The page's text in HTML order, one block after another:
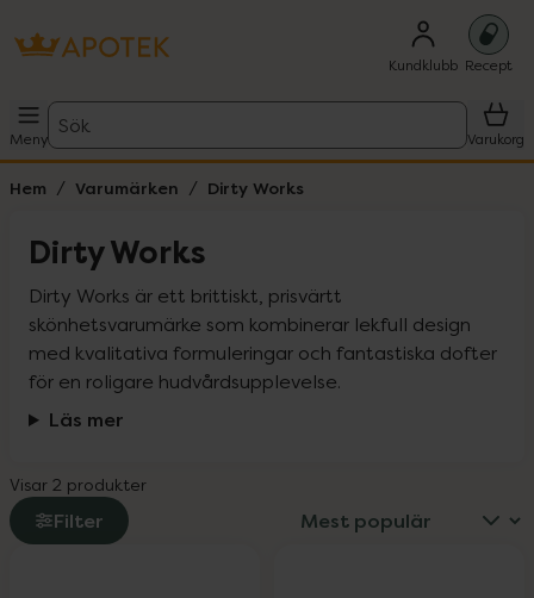
Kundklubb Recept
Meny
Sök
Varukorg
Hem Varumärken Dirty Works
Dirty Works
Dirty Works är ett brittiskt, prisvärtt
skönhetsvarumärke som kombinerar lekfull design
med kvalitativa formuleringar och fantastiska dofter
för en roligare hudvårdsupplevelse.
Läs mer
Visar 2 produkter
Filter